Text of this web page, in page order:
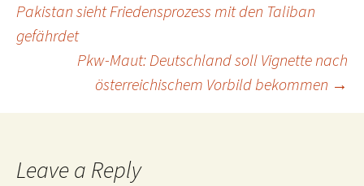
Post
navigation
Pakistan sieht Friedensprozess mit den Taliban
gefährdet
Pkw-Maut: Deutschland soll Vignette nach
österreichischem Vorbild bekommen →
Leave a Reply